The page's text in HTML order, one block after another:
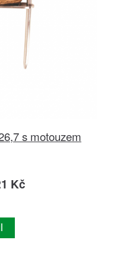
s motouzem
Kč